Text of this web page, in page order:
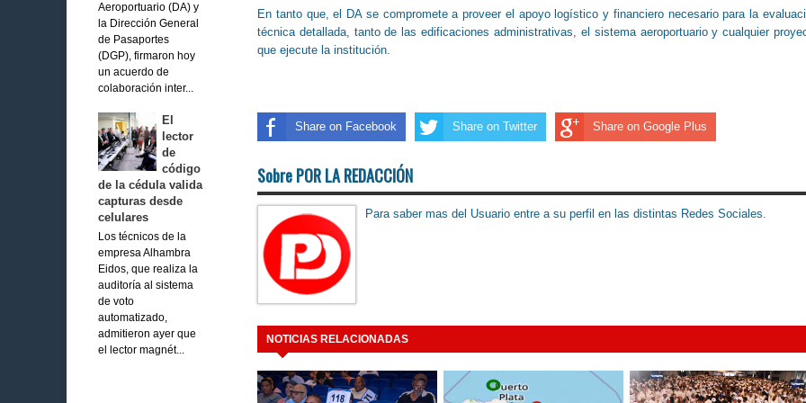
Aeroportuario (DA) y
la Dirección General
de Pasaportes
(DGP), firmaron hoy
un acuerdo de
colaboración inter...
El
lector
de
código
de la cédula valida
capturas desde
celulares
Los técnicos de la
empresa Alhambra
Eidos, que realiza la
auditoría al sistema
de voto
automatizado,
admitieron ayer que
el lector magnét...
En tanto que, el DA se compromete a proveer el apoyo logístico y financiero necesario para la
técnica detallada, tanto de las edificaciones administrativas, el sistema aeroportuario y cualquier
que ejecute la institución.
Share on Facebook Share on Twitter Share on Google Plus
Sobre POR LA REDACCIÓN
Para saber mas del Usuario entre a su perfil en las distintas Redes Sociales.
NOTICIAS RELACIONADAS